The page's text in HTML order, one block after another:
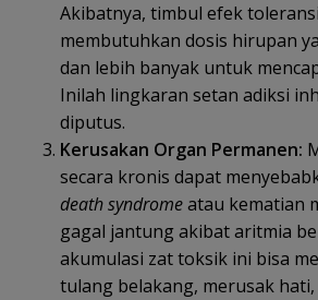
Akibatnya, timbul efek
membutuhkan dosis hirupan
dan lebih banyak untuk
Inilah lingkaran setan adiksi
diputus.
Kerusakan Organ Permanen:
secara kronis dapat
death syndromeatau kematian
gagal jantung akibat aritmia
akumulasi zat toksik ini bisa
tulang belakang, merusak hati,